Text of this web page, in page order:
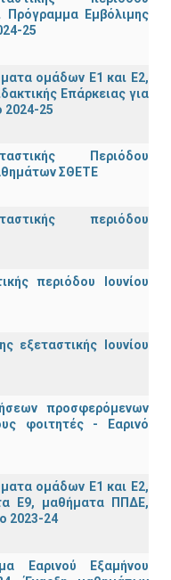
Πρόγραμμα Εμβόλιμης
25
ομάδων Ε1 και Ε2,
Επάρκειας για
2024-25
Περιόδου
ΣΘΕΤΕ
περιόδου
περιόδου Ιουνίου
εξεταστικής Ιουνίου
προσφερόμενων
φοιτητές - Εαρινό
ομάδων Ε1 και Ε2,
Ε9, μαθήματα ΠΠΔΕ,
2023-24
Εαρινού Εξαμήνου